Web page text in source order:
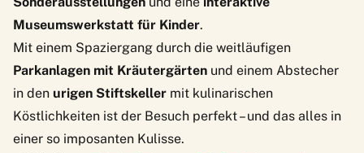
Museumswerkstatt für Kinder.
Mit einem Spaziergang durch die weitläufigen
Parkanlagen mit Kräutergärten und einem Abstecher
in den urigen Stiftskeller mit kulinarischen
Köstlichkeiten ist der Besuch perfekt – und das alles in
einer so imposanten Kulisse.